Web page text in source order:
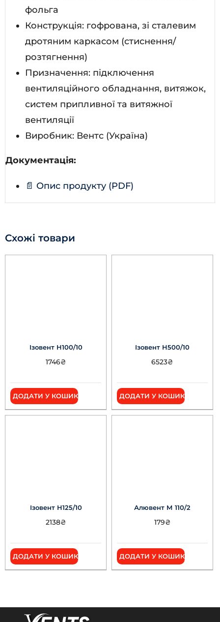
фольга
Конструкція: гофрована, зі сталевим
дротяним каркасом (стиснення/
розтягнення)
Призначення: підключення
вентиляційного обладнання, витяжок,
систем припливної та витяжної
вентиляції
Виробник: Вентс (Україна)
Документація:
📄 Опис продукту (PDF)
Схожі товари
Ізовент Н100/10
1746₴
ДОДАТИ У КОШИК
Ізовент Н500/10
6523₴
ДОДАТИ У КОШИК
Ізовент Н125/10
2138₴
ДОДАТИ У КОШИК
Алювент М 110/2
179₴
ДОДАТИ У КОШИК